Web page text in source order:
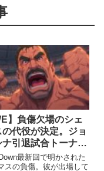
】負傷欠場のシェ
の代役が決定。ジョ
ナ引退試合トーナメ
「あの男」が登場へ
最新回で明かされた
スの負傷。彼が出場して